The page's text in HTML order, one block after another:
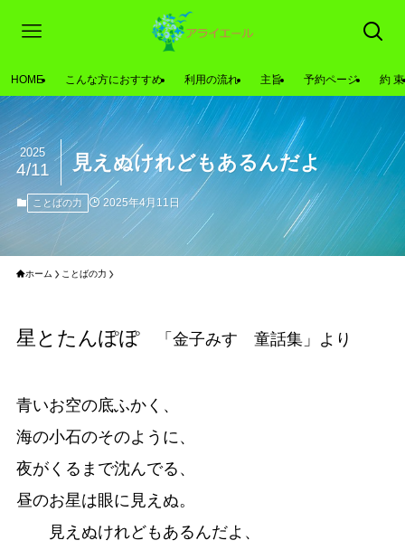
HOME こんな方におすすめ 利用の流れ 主旨 予約ページ 約 束
見えぬけれどもあるんだよ
2025
4/11
ことばの力 2025年4月11日
ホーム ことばの力
星とたんぽぽ「金子みすゞ童話集」より
青いお空の底ふかく、
海の小石のそのように、
夜がくるまで沈んでる、
昼のお星は眼に見えぬ。
見えぬけれどもあるんだよ、